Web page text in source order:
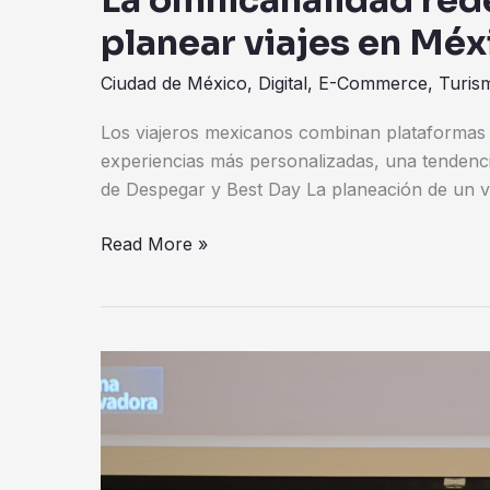
planear viajes en
Ciudad de México, Digital, E-Commerce,
Los viajeros mexicanos combinan
experiencias más personalizadas, una
de Despegar y Best Day La planeación de
Read More »
Tijuana
Innovadora
Baja
Health